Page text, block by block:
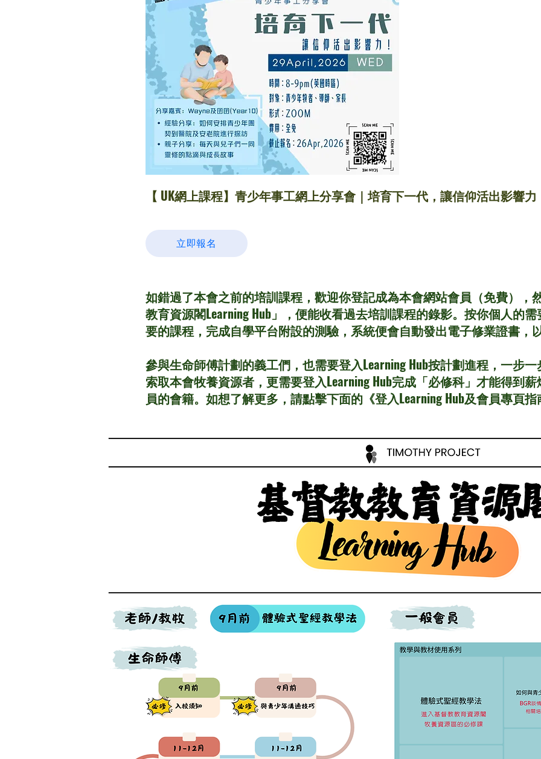
【 UK網上課程】青少年事工網上分享會｜培育下一代，讓信仰活出影響力
立即報名
如錯過了本會之前的培訓課程，歡迎你登記成為本會網站會員（免費），
教育資源閣Learning Hub」，便能收看過去培訓課程的錄影。按你個人的
要的課程，完成自學平台附設的測驗，系統便會自動發出電子修業證書，
參與生命師傅計劃的義工們，也需要登入Learning Hub按計劃進程，一步
索取本會牧養資源者，更需要登入Learning Hub完成「必修科」才能得到
員的會籍。如想了解更多，請點擊下面的《登入Learning Hub及會員專頁